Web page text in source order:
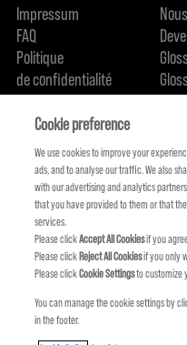
Impressum
FAQ
Politique
de confidentialité
Politique de cookie
Qui sommes-nous
Cookie preference
We use cookies to improve your
ads, and to analyse our traffic. We also
with our advertising and analytics
that you have provided to them or that
services.
Please clickAccept All Cookiesif you
Please clickReject All Cookiesif you only
Please clickCookie Settingsto customize
You can manage the cookie settings by
in the footer.